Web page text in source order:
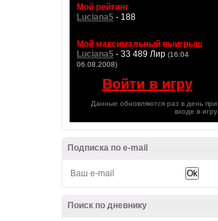
Мой рейтинг
Luciana5 - 188
Мой максимальный выигрыш
Luciana5 - 33 489 Лир (16:04
06.08.2008)
Войти в игру
Данные обновляются раз в день при
входе в игру
Подписка по e-mail
Поиск по дневнику